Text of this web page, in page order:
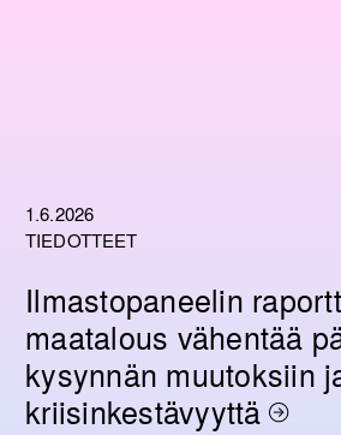
1.6.2026
TIEDOTTEET
Ilmastopaneelin
maatalous vähentää
kysynnän muutoksiin
kriisinkestävyyttä